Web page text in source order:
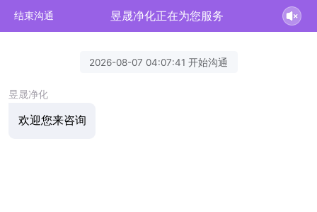
结束沟通 昱晟净化正在为您服务
2026-08-07 04:07:41 开始沟通
昱晟净化
欢迎您来咨询